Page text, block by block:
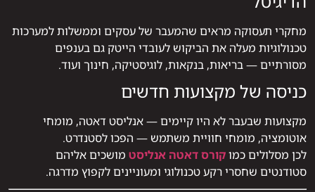
מחקרי תעסוקה מראים שהמעבר של עסקים וממשלות למערכות
טכנולוגיות מעלה את הביקוש לעובדי הייטק גם בענפים
מסורתיים — בריאות, בנקאות, לוגיסטיקה, חינוך ועוד.
כניסה של מקצועות חדשים
מקצועות שבעבר לא היו קיימים — אנליסט דאטה, מומחי
אוטומציה, מומחי חוויית משתמש — הפכו לסטנדרט.
לכן מסלולים כמוקורס דאטה אנליסט מושכים אליהם
סטודנטים שחסרי רקע טכנולוגי ומעוניינים לקפוץ מדרגה.